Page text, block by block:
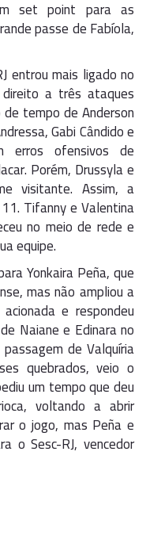
set point para as
passe de Fabíola,
entrou mais ligado no
a três ataques
tempo de Anderson
Gabi Cândido e
erros ofensivos de
Porém, Drussyla e
visitante. Assim, a
Tifanny e Valentina
no meio de rede e
equipe.
Yonkaira Peña, que
mas não ampliou a
e respondeu
Naiane e Edinara no
de Valquíria
quebrados, veio o
um tempo que deu
voltando a abrir
o jogo, mas Peña e
o Sesc-RJ, vencedor